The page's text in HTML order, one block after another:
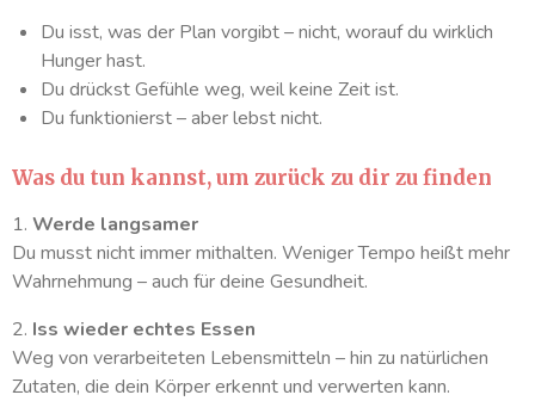
Du isst, was der Plan vorgibt – nicht, worauf du wirklich
Hunger hast.
Du drückst Gefühle weg, weil keine Zeit ist.
Du funktionierst – aber lebst nicht.
Was du tun kannst, um zurück zu dir zu finden
1. Werde langsamer
Du musst nicht immer mithalten. Weniger Tempo heißt mehr
Wahrnehmung – auch für deine Gesundheit.
2. Iss wieder echtes Essen
Weg von verarbeiteten Lebensmitteln – hin zu natürlichen
Zutaten, die dein Körper erkennt und verwerten kann.